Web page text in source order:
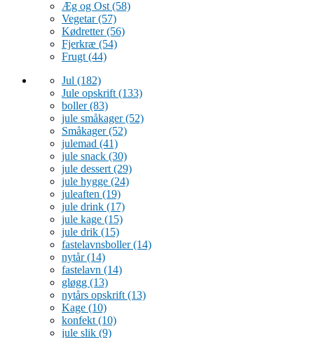
Æg og Ost (58)
Vegetar(57)
Kødretter(56)
Fjerkræ (54)
Frugt (44)
Jul (182)
Jule opskrift (133)
boller(83)
jule småkager(52)
Småkager(52)
julemad (41)
jule snack (30)
jule dessert (29)
jule hygge (24)
juleaften (19)
jule drink (17)
jule kage (15)
jule drik (15)
fastelavnsboller(14)
nytår(14)
fastelavn (14)
gløgg (13)
nytårs opskrift (13)
Kage (10)
konfekt (10)
jule slik (9)